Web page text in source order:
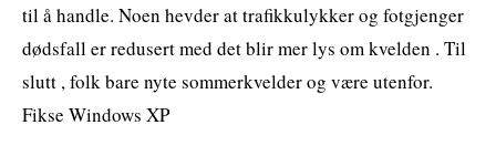
til å handle. Noen hevder at trafikkulykker og fotgjenger
dødsfall er redusert med det blir mer lys om kvelden . Til
slutt , folk bare nyte sommerkvelder og være utenfor.
Fikse Windows XP